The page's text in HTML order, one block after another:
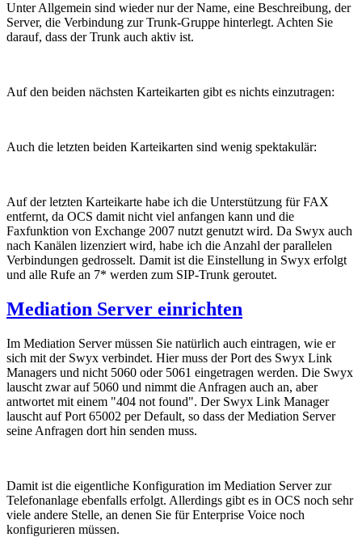
Unter Allgemein sind wieder nur der Name, eine Beschreibung, der
Server, die Verbindung zur Trunk-Gruppe hinterlegt. Achten Sie
darauf, dass der Trunk auch aktiv ist.
Auf den beiden nächsten Karteikarten gibt es nichts einzutragen:
Auch die letzten beiden Karteikarten sind wenig spektakulär:
Auf der letzten Karteikarte habe ich die Unterstützung für FAX
entfernt, da OCS damit nicht viel anfangen kann und die
Faxfunktion von Exchange 2007 nutzt genutzt wird. Da Swyx auch
nach Kanälen lizenziert wird, habe ich die Anzahl der parallelen
Verbindungen gedrosselt. Damit ist die Einstellung in Swyx erfolgt
und alle Rufe an 7* werden zum SIP-Trunk geroutet.
Mediation Server einrichten
Im Mediation Server müssen Sie natürlich auch eintragen, wie er
sich mit der Swyx verbindet. Hier muss der Port des Swyx Link
Managers und nicht 5060 oder 5061 eingetragen werden. Die Swyx
lauscht zwar auf 5060 und nimmt die Anfragen auch an, aber
antwortet mit einem "404 not found". Der Swyx Link Manager
lauscht auf Port 65002 per Default, so dass der Mediation Server
seine Anfragen dort hin senden muss.
Damit ist die eigentliche Konfiguration im Mediation Server zur
Telefonanlage ebenfalls erfolgt. Allerdings gibt es in OCS noch sehr
viele andere Stelle, an denen Sie für Enterprise Voice noch
konfigurieren müssen.